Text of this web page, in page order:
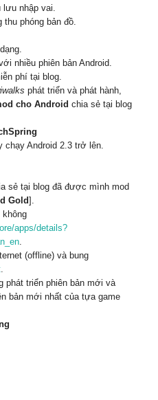
lưu nhập vai.
phóng bản đồ.
nhiều phiên bản Android.
phí tại blog.
phát triển và phát hành,
cho Android chia sẻ tại blog
chạy Android 2.3 trở lên.
sẻ tại blog đã được mình mod
Gold].
không
apps/details?
.
(offline) và bung
.
phát triển phiên bản mới và
bản mới nhất của tựa game